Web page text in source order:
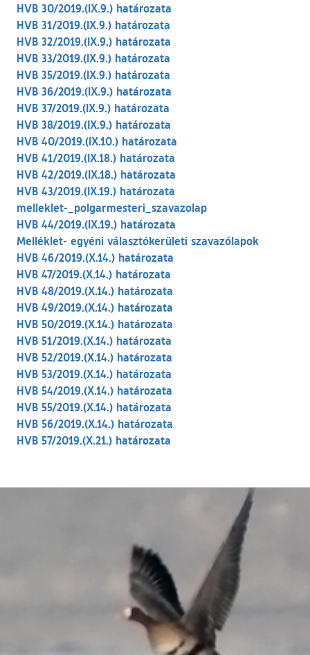
HVB 30/2019.(IX.9.) határozata
HVB 31/2019.(IX.9.) határozata
HVB 32/2019.(IX.9.) határozata
HVB 33/2019.(IX.9.) határozata
HVB 35/2019.(IX.9.) határozata
HVB 36/2019.(IX.9.) határozata
HVB 37/2019.(IX.9.) határozata
HVB 38/2019.(IX.9.) határozata
HVB 40/2019.(IX.10.) határozata
HVB 41/2019.(IX.18.) határozata
HVB 42/2019.(IX.18.) határozata
HVB 43/2019.(IX.19.) határozata
melleklet-_polgarmesteri_szavazolap
HVB 44/2019.(IX.19.) határozata
Melléklet- egyéni választókerületi szavazólapok
HVB 46/2019.(X.14.) határozata
HVB 47/2019.(X.14.) határozata
HVB 48/2019.(X.14.) határozata
HVB 49/2019.(X.14.) határozata
HVB 50/2019.(X.14.) határozata
HVB 51/2019.(X.14.) határozata
HVB 52/2019.(X.14.) határozata
HVB 53/2019.(X.14.) határozata
HVB 54/2019.(X.14.) határozata
HVB 55/2019.(X.14.) határozata
HVB 56/2019.(X.14.) határozata
HVB 57/2019.(X.21.) határozata